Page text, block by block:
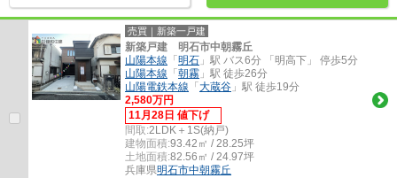
売買｜新築一戸建
新築戸建 明石市中朝霧丘
山陽本線 「明石 」駅 バス6分 「明高下」 停歩5分
山陽本線 「朝霧 」駅 徒歩26分
山陽電鉄本線 「大蔵谷 」駅 徒歩19分
2,580万円
11月28日 値下げ
間取:2LDK＋1S(納戸)
建物面積:93.42㎡ / 28.25坪
土地面積:82.56㎡ / 24.97坪
兵庫県明石市中朝霧丘